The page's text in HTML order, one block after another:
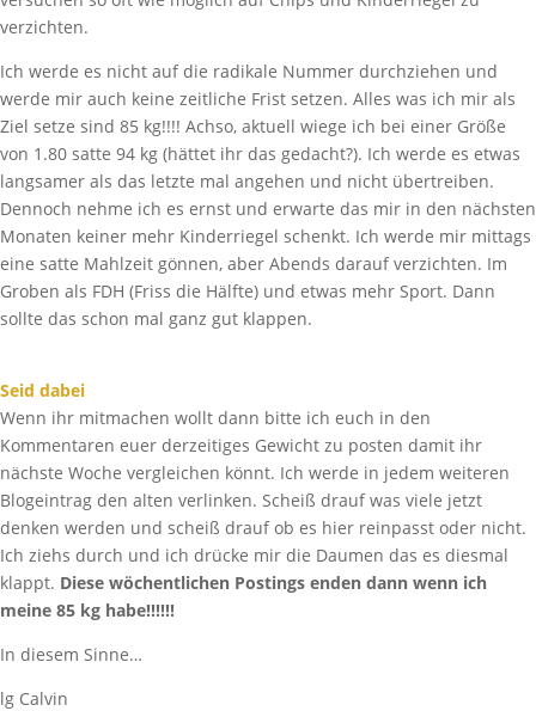
verzichten.
Ich werde es nicht auf die radikale Nummer durchziehen und
werde mir auch keine zeitliche Frist setzen. Alles was ich mir als
Ziel setze sind 85 kg!!!! Achso, aktuell wiege ich bei einer Größe
von 1.80 satte 94 kg (hättet ihr das gedacht?). Ich werde es etwas
langsamer als das letzte mal angehen und nicht übertreiben.
Dennoch nehme ich es ernst und erwarte das mir in den nächsten
Monaten keiner mehr Kinderriegel schenkt. Ich werde mir mittags
eine satte Mahlzeit gönnen, aber Abends darauf verzichten. Im
Groben als FDH (Friss die Hälfte) und etwas mehr Sport. Dann
sollte das schon mal ganz gut klappen.
Seid dabei
Wenn ihr mitmachen wollt dann bitte ich euch in den
Kommentaren euer derzeitiges Gewicht zu posten damit ihr
nächste Woche vergleichen könnt. Ich werde in jedem weiteren
Blogeintrag den alten verlinken. Scheiß drauf was viele jetzt
denken werden und scheiß drauf ob es hier reinpasst oder nicht.
Ich ziehs durch und ich drücke mir die Daumen das es diesmal
klappt. Diese wöchentlichen Postings enden dann wenn ich
meine 85 kg habe!!!!!!
In diesem Sinne…
lg Calvin